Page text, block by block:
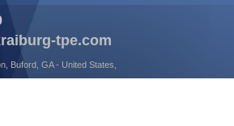
tpe.com
Buford, GA - United States,
tpe.com